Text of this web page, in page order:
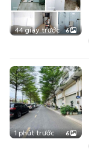
44 giây trước 6
1 phút trước 6